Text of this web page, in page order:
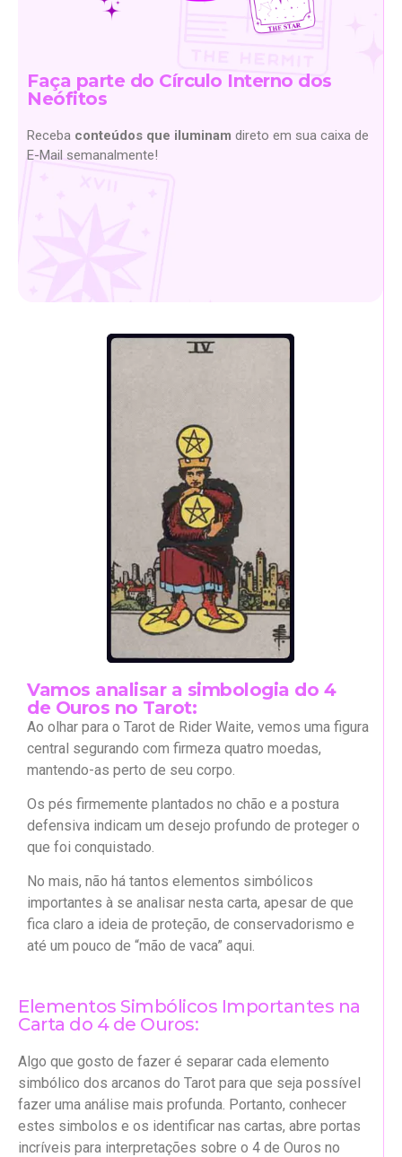
Faça parte do Círculo Interno dos
Neófitos
Receba conteúdos que iluminam direto em sua caixa de
E-Mail semanalmente!
Vamos analisar a simbologia do 4
de Ouros no Tarot:
Ao olhar para o Tarot de Rider Waite, vemos uma figura
central segurando com firmeza quatro moedas,
mantendo-as perto de seu corpo.
Os pés firmemente plantados no chão e a postura
defensiva indicam um desejo profundo de proteger o
que foi conquistado.
No mais, não há tantos elementos simbólicos
importantes à se analisar nesta carta, apesar de que
fica claro a ideia de proteção, de conservadorismo e
até um pouco de “mão de vaca” aqui.
Elementos Simbólicos Importantes na
Carta do 4 de Ouros:
Algo que gosto de fazer é separar cada elemento
simbólico dos arcanos do Tarot para que seja possível
fazer uma análise mais profunda. Portanto, conhecer
estes simbolos e os identificar nas cartas, abre portas
incríveis para interpretações sobre o 4 de Ouros no